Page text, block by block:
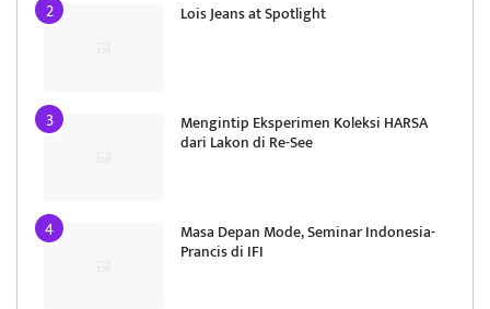
Manfaat Minyak Zaitun untuk